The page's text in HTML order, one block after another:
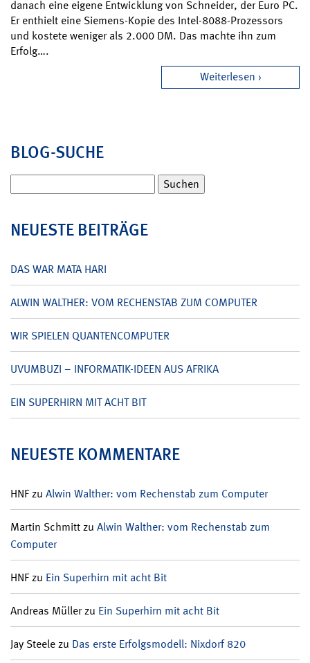
danach eine eigene Entwicklung von Schneider, der Euro PC.
Er enthielt eine Siemens-Kopie des Intel-8088-Prozessors
und kostete weniger als 2.000 DM. Das machte ihn zum
Erfolg….
Weiterlesen
BLOG-SUCHE
nach:
NEUESTE BEITRÄGE
DAS WAR MATA HARI
ALWIN WALTHER: VOM RECHENSTAB ZUM COMPUTER
WIR SPIELEN QUANTENCOMPUTER
UVUMBUZI – INFORMATIK-IDEEN AUS AFRIKA
EIN SUPERHIRN MIT ACHT BIT
NEUESTE KOMMENTARE
HNFzu Alwin Walther: vom Rechenstab zum Computer
Martin Schmittzu Alwin Walther: vom Rechenstab zum
Computer
HNFzu Ein Superhirn mit acht Bit
Andreas Müllerzu Ein Superhirn mit acht Bit
Jay Steelezu Das erste Erfolgsmodell: Nixdorf 820